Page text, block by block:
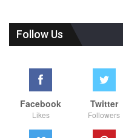
Follow Us
Facebook
Likes
Twitter
Followers